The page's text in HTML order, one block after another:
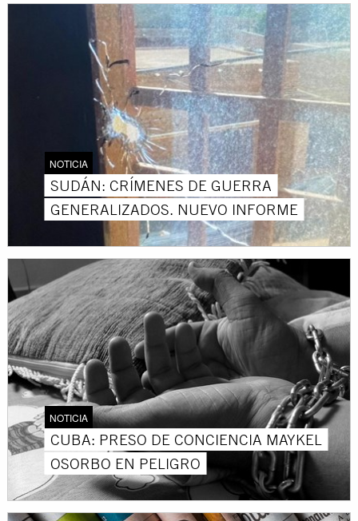
NOTICIA
SUDÁN: CRÍMENES DE GUERRA
GENERALIZADOS. NUEVO INFORME
NOTICIA
CUBA: PRESO DE CONCIENCIA MAYKEL
OSORBO EN PELIGRO